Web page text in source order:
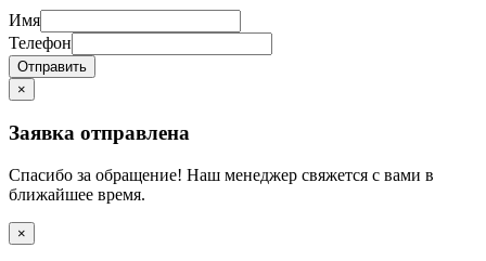
Имя
Телефон
Отправить
×
Заявка отправлена
Спасибо за обращение! Наш менеджер свяжется с вами в
ближайшее время.
×